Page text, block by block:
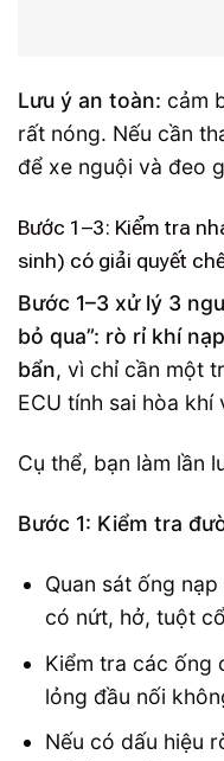
Lưu ý an toàn: cảm
rất nóng. Nếu cần
để xe nguội và đeo
Bước 1–3: Kiểm tra
sinh) có giải quyết
Bước 1–3 xử lý 3
bỏ qua”: rò rỉ khí
bẩn, vì chỉ cần một
ECU tính sai hòa khí
Cụ thể, bạn làm lần
Bước 1: Kiểm tra
Quan sát ống
có nứt, hở, tuột
Kiểm tra các ống
lỏng đầu nối
Nếu có dấu hiệu